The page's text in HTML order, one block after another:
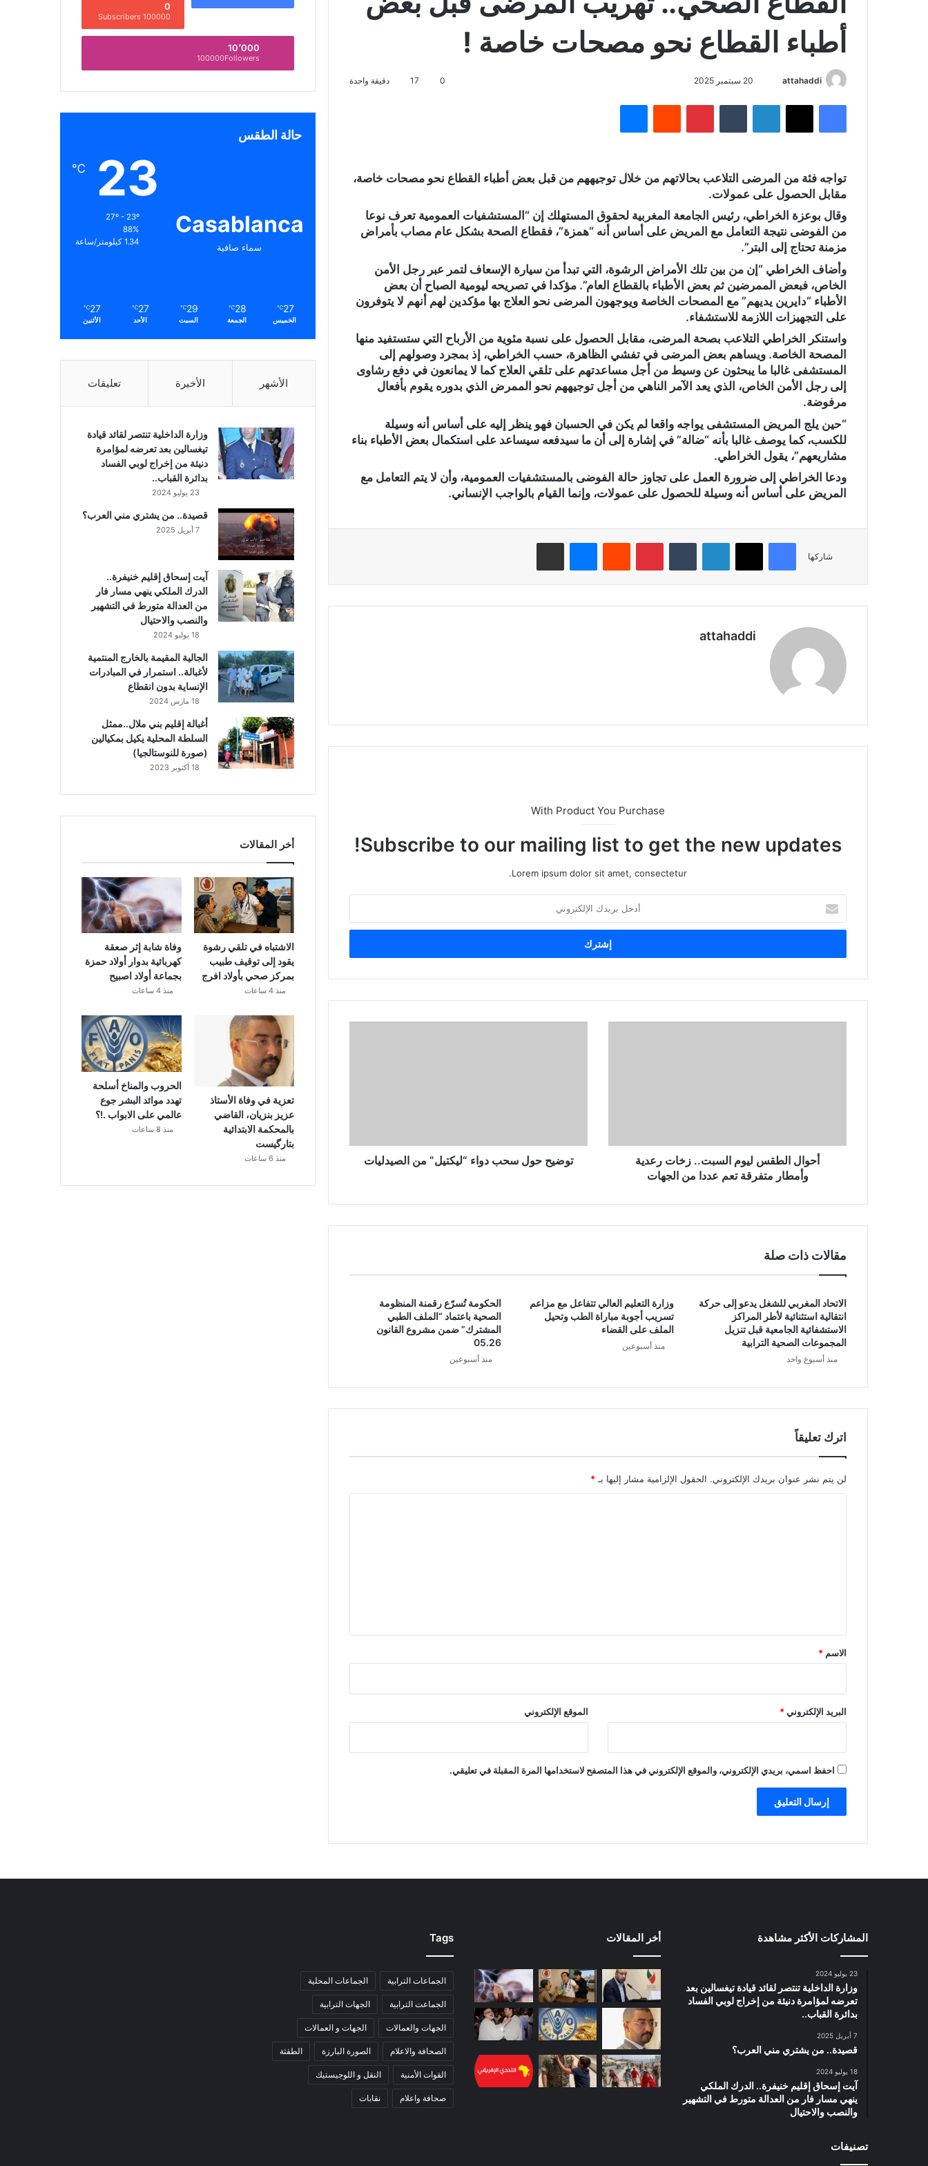
أطباء القطاع نحو مصحات خاصة !
attahaddi
ي
د
إ
ت
و
ي
ا
20 سبتمبر 2025 0
17 دقيقة واحدة
فيسبوك لينكدإن بينتيريست
تواجه فئة من المرضى التلاعب بحالاتهم من خلال توجيههم من قبل بعض أطباء القطاع نحو مصحات خاصة،
مقابل الحصول على عمولات.
وقال بوعزة الخراطي، رئيس الجامعة المغربية لحقوق المستهلك إن “المستشفيات العمومية تعرف نوعا
من الفوضى نتيجة التعامل مع المريض على أساس أنه “همزة”، فقطاع الصحة بشكل عام مصاب بأمراض
مزمنة تحتاج إلى البتر”.
وأضاف الخراطي “إن من بين تلك الأمراض الرشوة، التي تبدأ من سيارة الإسعاف لتمر عبر رجل الأمن
الخاص، فبعض الممرضين ثم بعض الأطباء بالقطاع العام”. مؤكدا في تصريحه ليومية الصباح أن بعض
الأطباء “دايرين يديهم” مع المصحات الخاصة ويوجهون المرضى نحو العلاج بها مؤكدين لهم أنهم لا يتوفرون
على التجهيزات اللازمة للاستشفاء.
واستنكر الخراطي التلاعب بصحة المرضى، مقابل الحصول على نسبة مئوية من الأرباح التي ستستفيد منها
المصحة الخاصة. ويساهم بعض المرضى في تفشي الظاهرة، حسب الخراطي، إذ بمجرد وصولهم إلى
المستشفى غالبا ما يبحثون عن وسيط من أجل مساعدتهم على تلقي العلاج كما لا يمانعون في دفع رشاوى
إلى رجل الأمن الخاص، الذي يعد الآمر الناهي من أجل توجيههم نحو الممرض الذي بدوره يقوم بأفعال
مرفوضة.
“حين يلج المريض المستشفى يواجه واقعا لم يكن في الحسبان فهو ينظر إليه على أساس أنه وسيلة
للكسب، كما يوصف غالبا بأنه “ضالة” في إشارة إلى أن ما سيدفعه سيساعد على استكمال بعض الأطباء بناء
مشاريعهم”، يقول الخراطي.
ودعا الخراطي إلى ضرورة العمل على تجاوز حالة الفوضى بالمستشفيات العمومية، وأن لا يتم التعامل مع
المريض على أساس أنه وسيلة للحصول على عمولات، وإنما القيام بالواجب الإنساني.
شاركها
فيسبوك لينكدإن بينتيريست
attahaddi
With Product You Purchase
Subscribe to our mailing list to get the new updates!
Lorem ipsum dolor sit amet, consectetur.
خ
ب
د
ن
أحوال الطقس ليوم السبت.. زخات رعدية
وأمطار متفرقة تعم عددا من الجهات
توضيح حول سحب دواء “ليكتيل” من الصيدليات
مقالات ذات صلة
الاتحاد المغربي للشغل يدعو إلى حركة
انتقالية استثنائية لأطر المراكز
الاستشفائية الجامعية قبل تنزيل
المجموعات الصحية الترابية
منذ أسبوع واحد
وزارة التعليم العالي تتفاعل مع مزاعم
تسريب أجوبة مباراة الطب وتحيل
الملف على القضاء
منذ أسبوعين
الحكومة تُسرّع رقمنة المنظومة
الصحية باعتماد “الملف الطبي
المشترك” ضمن مشروع القانون
05.26
منذ أسبوعين
اترك تعليقاً
لن يتم نشر عنوان بريدك الإلكتروني. الحقول الإلزامية مشار إليها بـ *
*
الاسم *
البريد الإلكتروني* الموقع الإلكتروني
احفظ اسمي، بريدي الإلكتروني، والموقع الإلكتروني في هذا المتصفح لاستخدامها المرة المقبلة في تعليقي.
0
100000 Subscribers
10٬000
100000Followers
حالة الطقس
Casablanca
سماء صافية
23
℃
27º - 23º
88%
1.34 كيلومتر/ساعة
27
℃
الخميس
28
℃
الجمعة
29
℃
السبت
27
℃
الأحد
27
℃
الأثنين
الأشهر الأخيرة تعليقات
وزارة الداخلية تنتصر لقائد قيادة
تيغسالين بعد تعرضه لمؤامرة
دنيئة من إخراج لوبي الفساد
بدائرة القباب..
23 يوليو 2024
قصيدة.. من يشتري مني العرب؟
7 أبريل 2025
آيت إسحاق إقليم خنيفرة..
الدرك الملكي ينهي مسار فار
من العدالة متورط في التشهير
والنصب والاحتيال
18 يوليو 2024
الجالية المقيمة بالخارج المنتمية
لأغبالة.. استمرار في المبادرات
الإنساية بدون انقطاع
18 مارس 2024
أغبالة إقليم بني ملال..ممثل
السلطة المحلية يكيل بمكيالين
(صورة للنوستالجيا)
18 أكتوبر 2023
أخر المقالات
الاشتباه في تلقي رشوة
يقود إلى توقيف طبيب
بمركز صحي بأولاد افرج
منذ 4 ساعات
وفاة شابة إثر صعقة
كهربائية بدوار أولاد حمزة
بجماعة أولاد اصبيح
منذ 4 ساعات
تعزية في وفاة الأستاذ
عزيز بنزيان، القاضي
بالمحكمة الابتدائية
بتارگيست
منذ 6 ساعات
الحروب والمناخ أسلحة
تهدد موائد البشر جوع
عالمي على الابواب .!؟
منذ 8 ساعات
المشاركات الأكثر مشاهدة
23 يوليو 2024
وزارة الداخلية تنتصر لقائد قيادة تيغسالين بعد
تعرضه لمؤامرة دنيئة من إخراج لوبي الفساد
بدائرة القباب..
7 أبريل 2025
قصيدة.. من يشتري مني العرب؟
18 يوليو 2024
آيت إسحاق إقليم خنيفرة.. الدرك الملكي
ينهي مسار فار من العدالة متورط في التشهير
والنصب والاحتيال
تصنيفات
أخر المقالات Tags
الجماعات الترابية الجماعات المحلية
الجماعت الترابية الجهات الترابية
الجهات والعمالات الجهات و العمالات
الصحافة والاعلام الصورة البارزة الطقثة
القوات الأمنية النقل و اللوجيستيك
صحافة واعلام نقابات